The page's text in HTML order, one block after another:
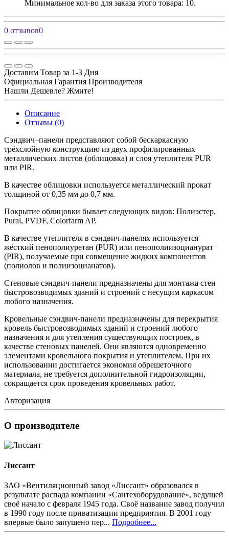
Минимальное кол-во для заказа этого товара: 10.
0 отзывов0
Доставим Товар за 1-3 Дня
Официальная Гарантия Производителя
Нашли Дешевле? Жмите!
Описание
Отзывы (0)
Сэндвич–панели представляют собой бескаркасную
трёхслойную конструкцию из двух профилированных
металлических листов (облицовка) и слоя утеплителя PUR
или PIR.
В качестве облицовки используется металлический прокат
толщиной от 0,35 мм до 0,7 мм.
Покрытие облицовки бывает следующих видов: Полиэстер,
Pural, PVDF, Colorfarm AP.
В качестве утеплителя в сэндвич-панелях используется
жёсткий пенополиуретан (PUR) или пенополиизоцианурат
(PIR), получаемые при совмещение жидких компонентов
(полиолов и полиизоцианатов).
Стеновые сэндвич-панели предназначены для монтажа стен
быстровозводимых зданий и строений с несущим каркасом
любого назначения.
Кровельные сэндвич-панели предназначены для перекрытия
кровель быстровозводимых зданий и строений любого
назначения и для утепления существующих построек, в
качестве стеновых панелей. Они являются одновременно
элементами кровельного покрытия и утеплителем. При их
использовании достигается экономия обрешеточного
материала, не требуется дополнительной гидроизоляции,
сокращается срок проведения кровельных работ.
Авторизация
О производителе
Лиссант
ЗАО «Вентиляционный завод «Лиссант» образовался в
результате распада компании «Сантехоборудование», ведущей
своё начало с февраля 1945 года. Своё название завод получил
в 1990 году после приватизации предприятия. В 2001 году
впервые было запущено пер... Подробнее...